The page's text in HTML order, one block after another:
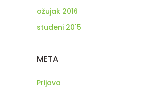
ožujak 2016
studeni 2015
META
Prijava